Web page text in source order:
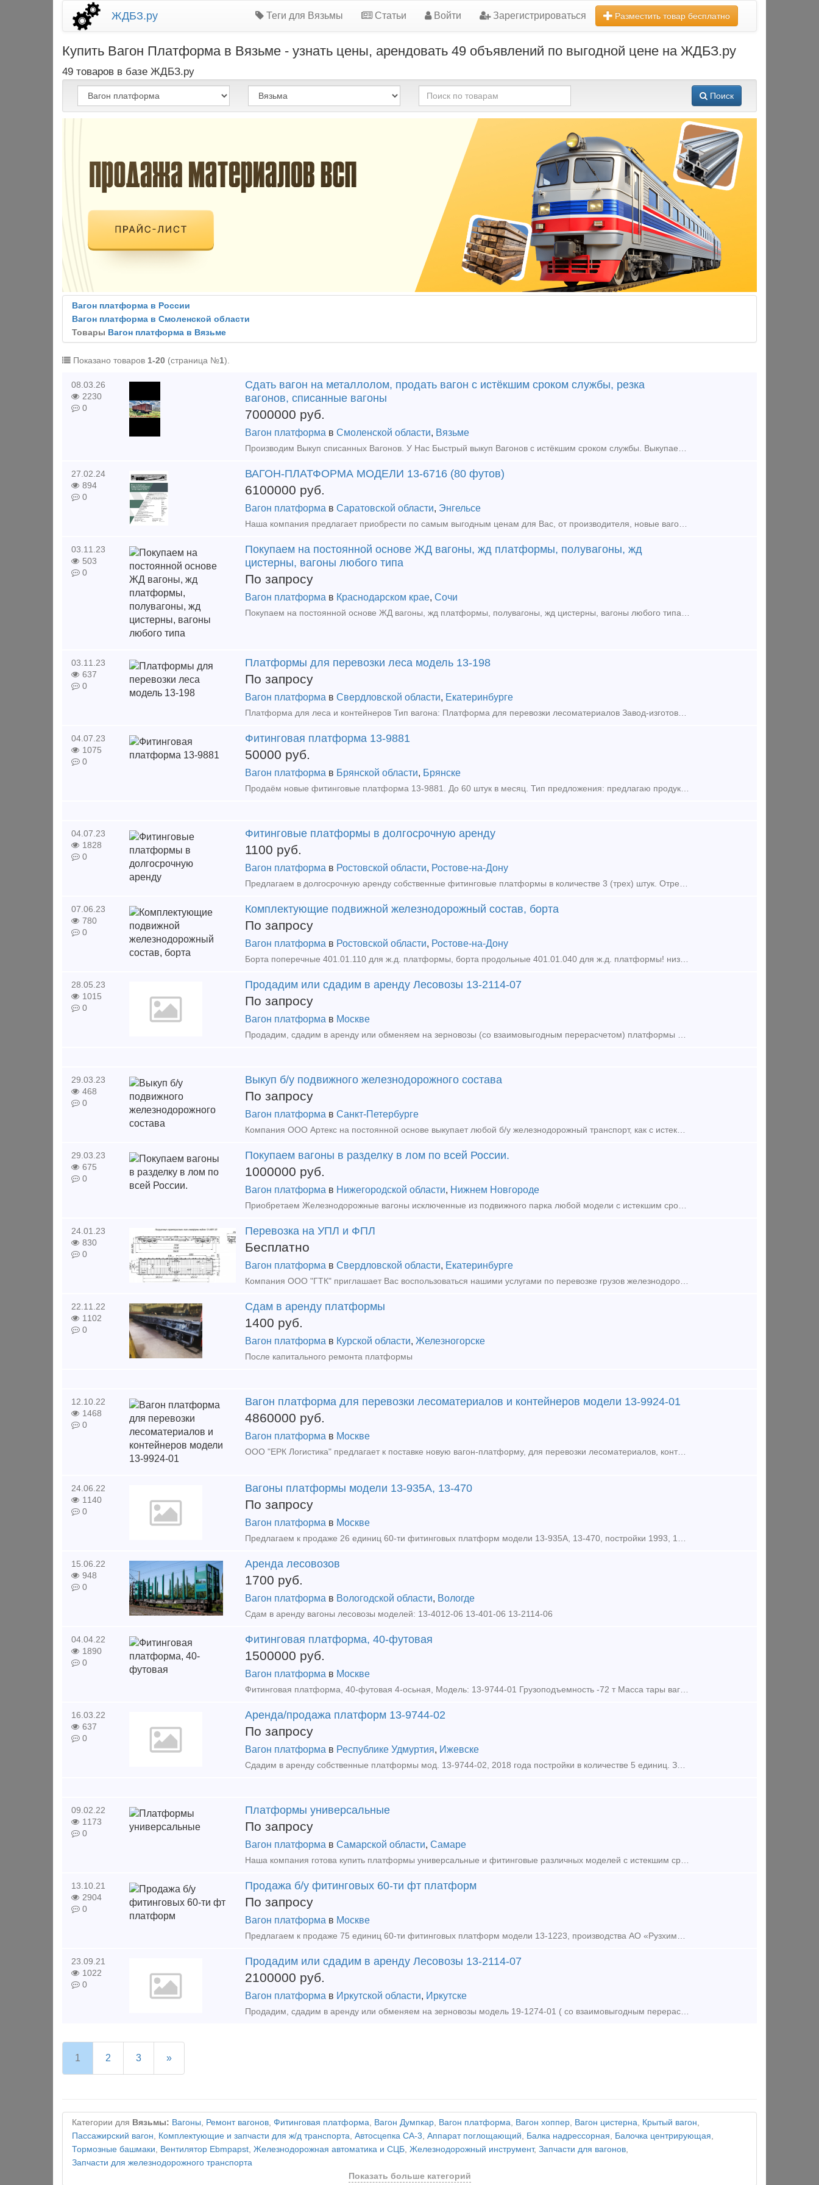
ЖДБЗ.ру Теги для Вязьмы Статьи Войти Зарегистрироваться Разместить товар бесплатно
Купить Вагон Платформа в Вязьме - узнать цены, арендовать 49 объявлений по выгодной цене на ЖДБЗ.ру
49 товаров в базе ЖДБЗ.ру
Поиск
Вагон платформа в России
Вагон платформа в Смоленской области
Товары Вагон платформа в Вязьме
Показано товаров 1-20 (страница №1).
08.03.26
2230
0
Сдать вагон на металлолом, продать вагон с истёкшим сроком службы, резка
вагонов, списанные вагоны
7000000 руб.
Вагон платформа в Смоленской области, Вязьме
Производим Выкуп списанных Вагонов. У Нас Быстрый выкуп Вагонов с истёкшим сроком службы. Выкупаем любые жд Вагоны, в независимости от состояния Вагона, расчёт производим любым удобным для Вас с
27.02.24
894
0
ВАГОН-ПЛАТФОРМА МОДЕЛИ 13-6716 (80 футов)
6100000 руб.
Вагон платформа в Саратовской области, Энгельсе
Наша компания предлагает приобрести по самым выгодным ценам для Вас, от производителя, новые вагон-платформы модели 13-6716 с погрузочной длинной 80 футов для перевозки крупнотоннажных контейнеров и к
03.11.23
503
0
Покупаем на постоянной основе ЖД вагоны, жд платформы, полувагоны, жд
цистерны, вагоны любого типа
По запросу
Вагон платформа в Краснодарском крае, Сочи
Покупаем на постоянной основе ЖД вагоны, жд платформы, полувагоны, жд цистерны, вагоны любого типа под разделку, в любом состоянии, с истекшим сроком службы, вне зависимости от места дислока
03.11.23
637
0
Платформы для перевозки леса модель 13-198
По запросу
Вагон платформа в Свердловской области, Екатеринбурге
Платформа для леса и контейнеров Тип вагона: Платформа для перевозки лесоматериалов Завод-изготовитель: ОАО НПК "Уралвагонзавод" Сайт компании Сергей Валерьевич
04.07.23
1075
0
Фитинговая платформа 13-9881
50000 руб.
Вагон платформа в Брянской области, Брянске
Продаём новые фитинговые платформа 13-9881. До 60 штук в месяц. Тип предложения: предлагаю продукцию, услугу
04.07.23
1828
0
Фитинговые платформы в долгосрочную аренду
1100 руб.
Вагон платформа в Ростовской области, Ростове-на-Дону
Предлагаем в долгосрочную аренду собственные фитинговые платформы в количестве 3 (трех) штук. Отремонтированы,продлены. В случае заинтересованности писать или звонить по телефону. Контактн
07.06.23
780
0
Комплектующие подвижной железнодорожный состав, борта
По запросу
Вагон платформа в Ростовской области, Ростове-на-Дону
Борта поперечные 401.01.110 для ж.д. платформы, борта продольные 401.01.040 для ж.д. платформы! низкие цены! В наличии на складе! среднее и мелкое литье, упоры передний, задний с над пятником!
28.05.23
1015
0
Продадим или сдадим в аренду Лесовозы 13-2114-07
По запросу
Вагон платформа в Москве
Продадим, сдадим в аренду или обменяем на зерновозы (со взаимовыгодным перерасчетом) платформы для перевозки леса модель 13-2114-07, 75 штук, год выпуска 2012г, вагоны находятся в Латвии. О
29.03.23
468
0
Выкуп б/у подвижного железнодорожного состава
По запросу
Вагон платформа в Санкт-Петербурге
Компания ООО Артекc на постоянной основе выкупает любой б/у железнодорожный транспорт, как с истекшим сроком службы, так и нет, работаем с партнерами из СНГ поэтому можем предложить наиболее в
29.03.23
675
0
Покупаем вагоны в разделку в лом по всей России.
1000000 руб.
Вагон платформа в Нижегородской области, Нижнем Новгороде
Приобретаем Железнодорожные вагоны исключенные из подвижного парка любой модели с истекшим сроком службы. Куплю вагоны в разделку в лом по самым выгодным ценам и на самых выгодных условиях по
24.01.23
830
0
Перевозка на УПЛ и ФПЛ
Бесплатно
Вагон платформа в Свердловской области, Екатеринбурге
Компания ООО "ГТК" приглашает Вас воспользоваться нашими услугами по перевозке грузов железнодорожным транспортом. Для выполнения Ваших заказов мы используем универсальные и фитинговые платформы, пол
22.11.22
1102
0
Сдам в аренду платформы
1400 руб.
Вагон платформа в Курской области, Железногорске
После капитального ремонта платформы
12.10.22
1468
0
Вагон платформа для перевозки лесоматериалов и контейнеров модели 13-9924-01
4860000 руб.
Вагон платформа в Москве
ООО "ЕРК Логистика" предлагает к поставке новую вагон-платформу, для перевозки лесоматериалов, контейнеров и труб большого диаметра. Модель: 13-9924-01 Грузоподъемность -68,5 т
24.06.22
1140
0
Вагоны платформы модели 13-935А, 13-470
По запросу
Вагон платформа в Москве
Предлагаем к продаже 26 единиц 60-ти фитинговых платформ модели 13-935А, 13-470, постройки 1993, 1979, 1980, 1981, 1993 года. Наша компания является собственником железнодорожного подвижного с
15.06.22
948
0
Аренда лесовозов
1700 руб.
Вагон платформа в Вологодской области, Вологде
Сдам в аренду вагоны лесовозы моделей: 13-4012-06 13-401-06 13-2114-06
04.04.22
1890
0
Фитинговая платформа, 40-футовая
1500000 руб.
Вагон платформа в Москве
Фитинговая платформа, 40-футовая 4-осьная, Модель: 13-9744-01 Грузоподъемность -72 т Масса тары вагона-22т Длина: по осям сцепления автосцепок-14620 мм по концевым балкам рам
16.03.22
637
0
Аренда/продажа платформ 13-9744-02
По запросу
Вагон платформа в Республике Удмуртия, Ижевске
Сдадим в аренду собственные платформы мод. 13-9744-02, 2018 года постройки в количестве 5 единиц. Завод изготовитель АО Трансмаш. Цена договорная. Количество осей: Четырехосный Грузопод
09.02.22
1173
0
Платформы универсальные
По запросу
Вагон платформа в Самарской области, Самаре
Наша компания готова купить платформы универсальные и фитинговые различных моделей с истекшим сроком службы (в рабочем состоянии) до 30 единиц. Просим свои предложения отправлять на почту b
13.10.21
2904
0
Продажа б/у фитинговых 60-ти фт платформ
По запросу
Вагон платформа в Москве
Предлагаем к продаже 75 единиц 60-ти фитинговых платформ модели 13-1223, производства АО «Рузхиммаш», постройки 2008 года. Наша компания является собственником железнодорожного подвижного сост
23.09.21
1022
0
Продадим или сдадим в аренду Лесовозы 13-2114-07
2100000 руб.
Вагон платформа в Иркутской области, Иркутске
Продадим, сдадим в аренду или обменяем на зерновозы модель 19-1274-01 ( со взаимовыгодным перерасчетом) платформы для перевозки леса модель 13-2114-07, 75 штук, год выпуска 2012г , вагоны находятся в
1 2 3 »
Категории для Вязьмы: Вагоны, Ремонт вагонов, Фитинговая платформа, Вагон Думпкар, Вагон платформа, Вагон хоппер, Вагон цистерна, Крытый вагон,
Пассажирский вагон, Комплектующие и запчасти для ж/д транспорта, Автосцепка СА-3, Аппарат поглощающий, Балка надрессорная, Балочка центрирующая,
Тормозные башмаки, Вентилятор Ebmpapst, Железнодорожная автоматика и СЦБ, Железнодорожный инструмент, Запчасти для вагонов,
Запчасти для железнодорожного транспорта
Показать больше категорий